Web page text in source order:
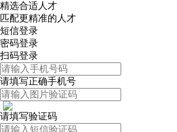
精选合适人才
匹配更精准的人才
短信登录
密码登录
扫码登录
请填写正确手机号
请填写验证码